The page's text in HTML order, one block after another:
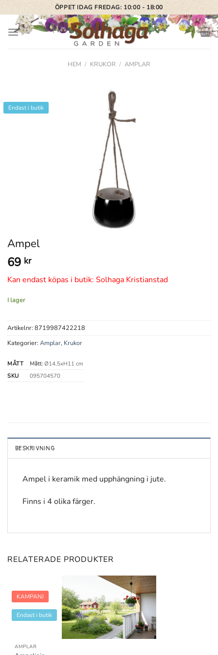
Skip
to
content
ÖPPET IDAG FREDAG: 10:00 - 18:00
HEM / KRUKOR / AMPLAR
Endast i butik
Ampel
69 kr
Kan endast köpas i butik: Solhaga Kristianstad
I lager
Artikelnr: 8719987422218
Kategorier: Amplar, Krukor
MÅTT Mått:Ø14,5xH11 cm
SKU
095704570
BESKRIVNING
Ampel i keramik med upphängning i jute.
Finns i 4 olika färger.
RELATERADE PRODUKTER
KAMPANJ
Endast i butik
AMPLAR